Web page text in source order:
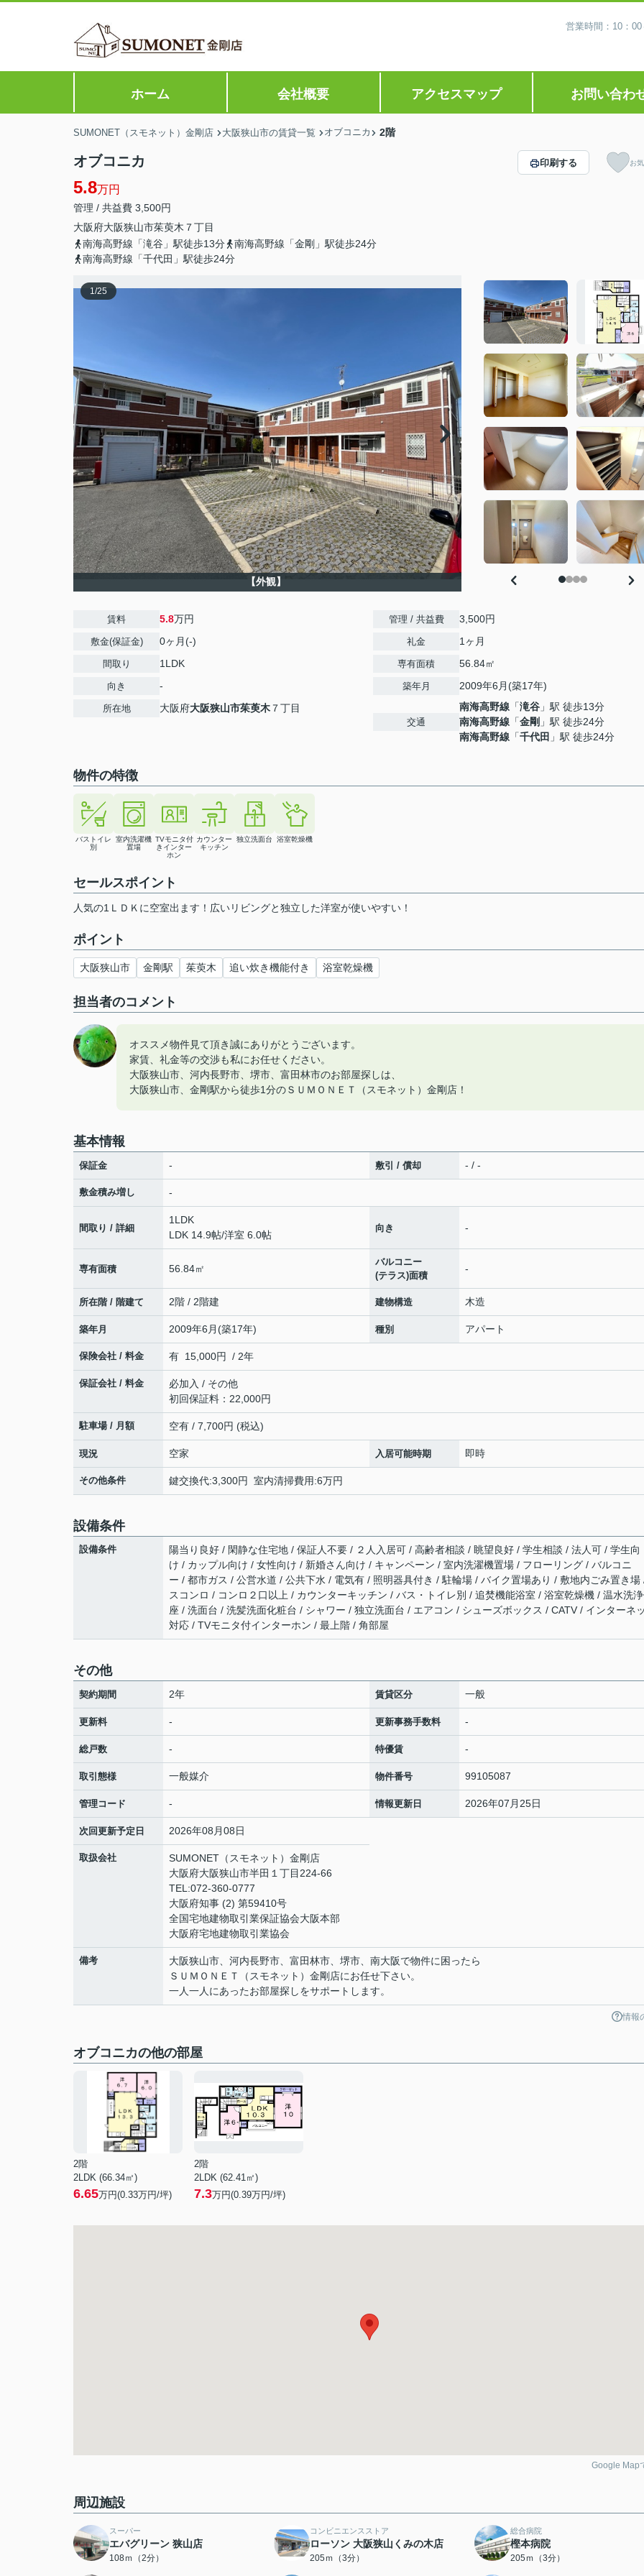
営業時間：10：
ホーム 会社概要 アクセスマップ お問い合わ
SUMONET（スモネット）金剛店 大阪狭山市の賃貸一覧 オブコニカ 2階
オブコニカ
5.8万円
管理 / 共益費 3,500円
大阪府大阪狭山市茱萸木 ７丁目
南海高野線「滝谷」駅徒歩13分
南海高野線「金剛」駅徒歩24分
南海高野線「千代田」駅徒歩24分
印刷する お
1/25
【外観】
賃料 5.8万円
敷金(保証金) 0ヶ月(-)
間取り 1LDK
向き -
所在地 大阪府大阪狭山市茱萸木 ７丁目
管理 / 共益費 3,500円
礼金 1ヶ月
専有面積 56.84㎡
築年月 2009年6月(築17年)
交通
南海高野線 「滝谷 」駅 徒歩13分
南海高野線 「金剛 」駅 徒歩24分
南海高野線 「千代田 」駅 徒歩24分
物件の特徴
バストイレ
別
室内洗濯機
置場
TVモニタ付
きインター
ホン
カウンター
キッチン
独立洗面台 浴室乾燥機
セールスポイント
人気の1ＬＤＫに空室出ます！広いリビングと独立した洋室が使いやすい！
ポイント
大阪狭山市 金剛駅 茱萸木 追い炊き機能付き 浴室乾燥機
担当者のコメント
オススメ物件見て頂き誠にありがとうございます。
家賃、礼金等の交渉も私にお任せください。
大阪狭山市、河内長野市、堺市、富田林市のお部屋探しは、
大阪狭山市、金剛駅から徒歩1分のＳＵＭＯＮＥＴ（スモネット）金剛店！
基本情報
保証金 - 敷引 / 償却 - / -
敷金積み増し -
間取り / 詳細
1LDK
LDK 14.9帖/洋室 6.0帖
向き -
専有面積 56.84㎡
バルコニー
(テラス)面積
-
所在階 / 階建て 2階 / 2階建 建物構造 木造
築年月 2009年6月(築17年) 種別 アパート
保険会社 / 料金 有 15,000円 / 2年
保証会社 / 料金
必加入 / その他
初回保証料：22,000円
駐車場 / 月額 空有 / 7,700円 (税込)
現況 空家 入居可能時期 即時
その他条件 鍵交換代:3,300円 室内清掃費用:6万円
設備条件
設備条件
陽当り良好 / 閑静な住宅地 / 保証人不要 / ２人入居可 / 高齢者相談 / 眺望良好 / 学生相談 / 法人可 / 学生向
け / カップル向け / 女性向け / 新婚さん向け / キャンペーン / 室内洗濯機置場 / フローリング / バルコニ
ー / 都市ガス / 公営水道 / 公共下水 / 電気有 / 照明器具付き / 駐輪場 / バイク置場あり / 敷地内ごみ置き場
スコンロ / コンロ２口以上 / カウンターキッチン / バス・トイレ別 / 追焚機能浴室 / 浴室乾燥機 / 温水洗
座 / 洗面台 / 洗髪洗面化粧台 / シャワー / 独立洗面台 / エアコン / シューズボックス / CATV / インターネ
対応 / TVモニタ付インターホン / 最上階 / 角部屋
その他
契約期間 2年 賃貸区分 一般
更新料 - 更新事務手数料 -
総戸数 - 特優賃 -
取引態様 一般媒介 物件番号 99105087
管理コード - 情報更新日 2026年07月25日
次回更新予定日 2026年08月08日
取扱会社
SUMONET（スモネット）金剛店
大阪府大阪狭山市半田１丁目224-66
TEL:072-360-0777
大阪府知事 (2) 第59410号
全国宅地建物取引業保証協会大阪本部
大阪府宅地建物取引業協会
備考
大阪狭山市、河内長野市、富田林市、堺市、南大阪で物件に困ったら
ＳＵＭＯＮＥＴ（スモネット）金剛店にお任せ下さい。
一人一人にあったお部屋探しをサポートします。
情報
オブコニカの他の部屋
2階
2LDK (66.34㎡)
6.65万円(0.33万円/坪)
2階
2LDK (62.41㎡)
7.3万円(0.39万円/坪)
Google Map
周辺施設
スーパー
エバグリーン 狭山店
108ｍ（2分）
コンビニエンスストア
ローソン 大阪狭山くみの木店
205ｍ（3分）
総合病院
樫本病院
205ｍ（3分）